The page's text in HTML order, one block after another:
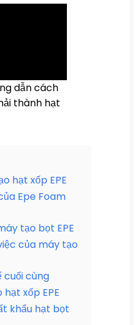
dẫn cách
thành hạt
hạt xốp EPE
Epe Foam
tạo bọt EPE
của máy tạo
cuối cùng
xốp EPE
khẩu hạt bọt